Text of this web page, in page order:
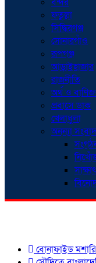
ফতুল্লা
সিদ্ধিরগঞ্জ
সোনারগাঁও
রূপগঞ্জ
আড়াইহাজার
রাজনীতি
অর্থ ও
প্রবাসে ডাক
খেলাধুলা
অনন্যা সংবাদ
বোনাফাইড